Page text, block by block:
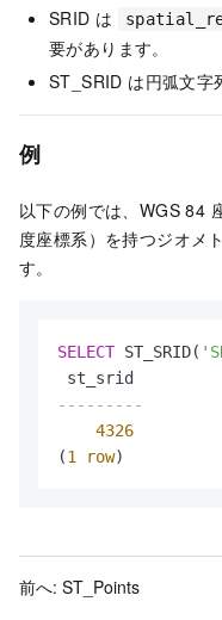
SRID は
要があります。
ST_SRID は円弧文字
例
以下の例では、WGS 84
度座標系）を持つジオメ
す。
SELECT ST_SRID(
---------
4326
(1 row)
前へ: ST_Points